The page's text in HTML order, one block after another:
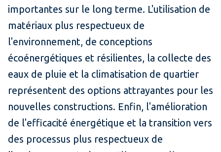
importantes sur le long terme. L'utilisation de
matériaux plus respectueux de
l'environnement, de conceptions
écoénergétiques et résilientes, la collecte des
eaux de pluie et la climatisation de quartier
représentent des options attrayantes pour les
nouvelles constructions. Enfin, l'amélioration
de l'efficacité énergétique et la transition vers
des processus plus respectueux de